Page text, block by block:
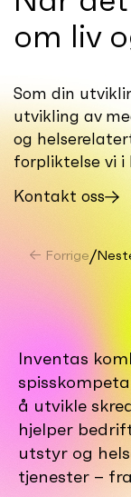
om liv
Som din
utvikling av
og
forpliktelse vi i
Kontakt oss
← Forrige/
Inventas
å utvikle
hjelper
utstyr og
tjenester –